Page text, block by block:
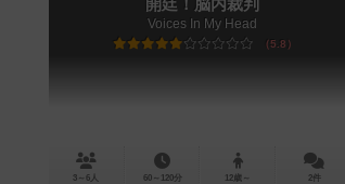
開廷！脳内裁判
Voices In My Head
5.8
3～6人 60～120分 12歳～ 2件